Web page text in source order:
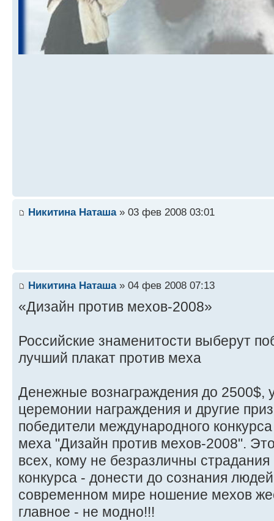
Никитина Наташа» 03 фев 2008 03:01
Никитина Наташа» 04 фев 2008 07:13
«Дизайн против мехов-2008»
Российские знаменитости выберут
лучший плакат против меха
Денежные вознаграждения до 2500$,
церемонии награждения и другие
победители международного
меха "Дизайн против мехов-2008".
всех, кому не безразличны
конкурса - донести до сознания
современном мире ношение мехов
главное - не модно!!!